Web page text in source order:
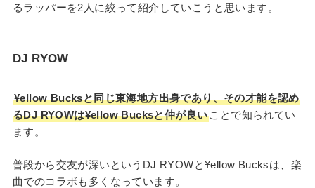
るラッパーを2人に絞って紹介していこうと思います。
DJ RYOW
¥ellow Bucksと同じ東海地方出身であり、その才能を認め
るDJ RYOWは¥ellow Bucksと仲が良い ことで知られてい
ます。
普段から交友が深いというDJ RYOWと¥ellow Bucksは、楽
曲でのコラボも多くなっています。